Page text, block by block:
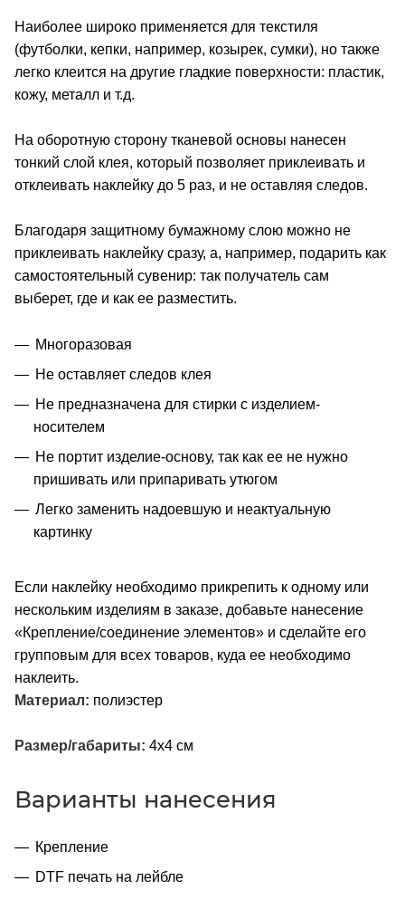
Наиболее широко применяется для текстиля
(футболки, кепки, например, козырек, сумки), но также
легко клеится на другие гладкие поверхности: пластик,
кожу, металл и т.д.
На оборотную сторону тканевой основы нанесен
тонкий слой клея, который позволяет приклеивать и
отклеивать наклейку до 5 раз, и не оставляя следов.
Благодаря защитному бумажному слою можно не
приклеивать наклейку сразу, а, например, подарить как
самостоятельный сувенир: так получатель сам
выберет, где и как ее разместить.
Многоразовая
Не оставляет следов клея
Не предназначена для стирки с изделием-
носителем
Не портит изделие-основу, так как ее не нужно
пришивать или припаривать утюгом
Легко заменить надоевшую и неактуальную
картинку
Если наклейку необходимо прикрепить к одному или
нескольким изделиям в заказе, добавьте нанесение
«Крепление/соединение элементов» и сделайте его
групповым для всех товаров, куда ее необходимо
наклеить.
Материал: полиэстер
Размер/габариты: 4x4 см
Варианты нанесения
Крепление
DTF печать на лейбле